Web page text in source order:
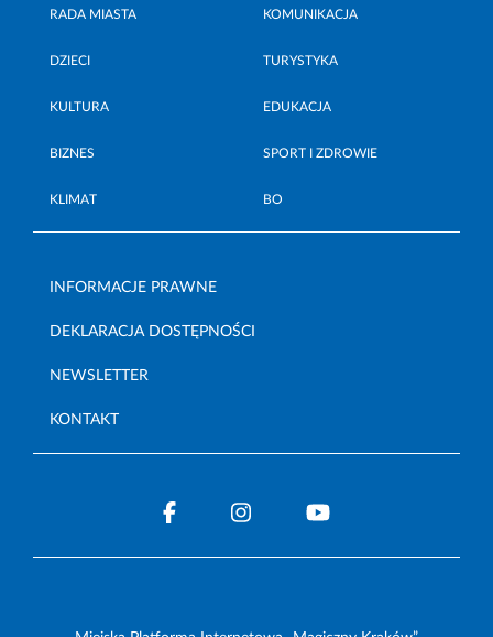
RADA MIASTA KOMUNIKACJA
DZIECI TURYSTYKA
KULTURA EDUKACJA
BIZNES SPORT I ZDROWIE
KLIMAT BO
INFORMACJE PRAWNE
DEKLARACJA DOSTĘPNOŚCI
NEWSLETTER
KONTAKT